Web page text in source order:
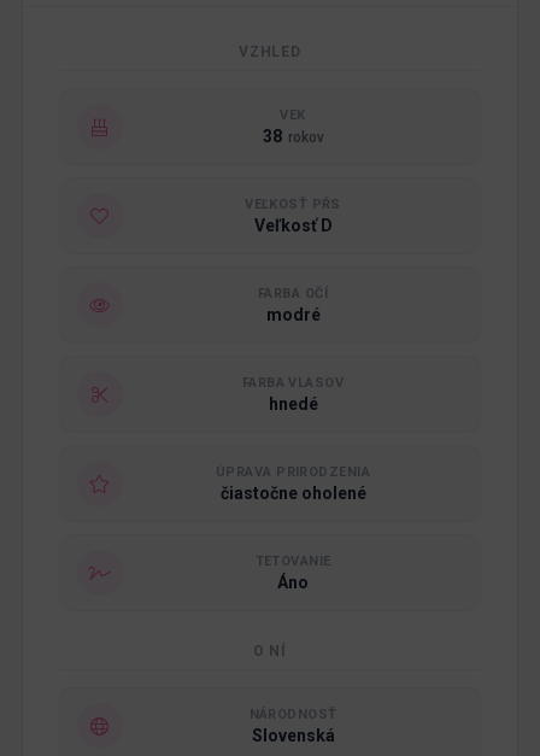
VZHLED
VEK
38 rokov
VEĽKOSŤ PŔS
Veľkosť D
FARBA OČÍ
modré
FARBA VLASOV
hnedé
ÚPRAVA PRIRODZENIA
čiastočne oholené
TETOVANIE
Áno
O NÍ
NÁRODNOSŤ
Slovenská